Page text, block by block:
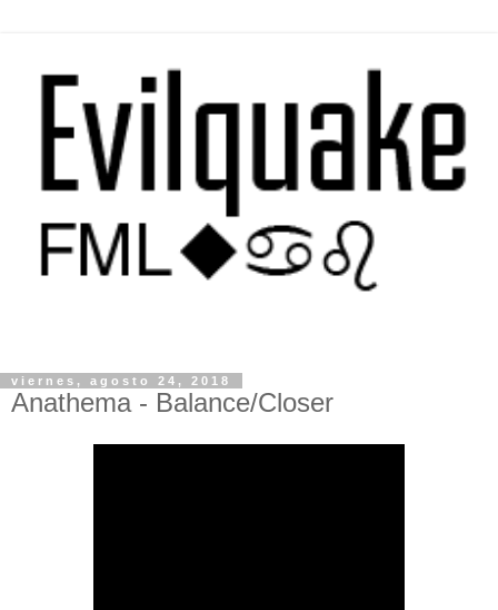
viernes, agosto 24, 2018
Anathema - Balance/Closer